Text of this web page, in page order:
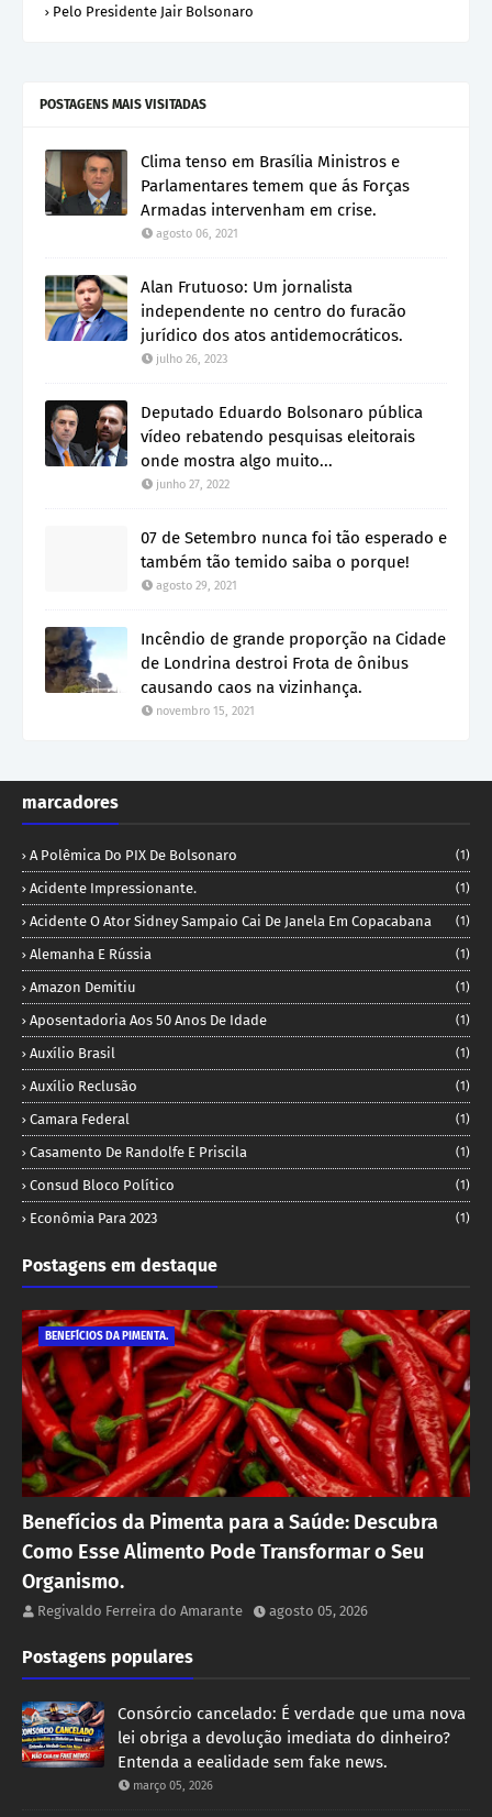
Pelo Presidente Jair Bolsonaro
POSTAGENS MAIS VISITADAS
Clima tenso em Brasília Ministros e
Parlamentares temem que ás Forças
Armadas intervenham em crise.
agosto 06, 2021
Alan Frutuoso: Um jornalista
independente no centro do furacão
jurídico dos atos antidemocráticos.
julho 26, 2023
Deputado Eduardo Bolsonaro pública
vídeo rebatendo pesquisas eleitorais
onde mostra algo muito...
junho 27, 2022
07 de Setembro nunca foi tão esperado e
também tão temido saiba o porque!
agosto 29, 2021
Incêndio de grande proporção na Cidade
de Londrina destroi Frota de ônibus
causando caos na vizinhança.
novembro 15, 2021
marcadores
A Polêmica Do PIX De Bolsonaro (1)
Acidente Impressionante. (1)
Acidente O Ator Sidney Sampaio Cai De Janela Em Copacabana (1)
Alemanha E Rússia (1)
Amazon Demitiu (1)
Aposentadoria Aos 50 Anos De Idade (1)
Auxílio Brasil (1)
Auxílio Reclusão (1)
Camara Federal (1)
Casamento De Randolfe E Priscila (1)
Consud Bloco Político (1)
Econômia Para 2023 (1)
Postagens em destaque
BENEFÍCIOS DA PIMENTA.
Benefícios da Pimenta para a Saúde: Descubra
Como Esse Alimento Pode Transformar o Seu
Organismo.
Regivaldo Ferreira do Amarante agosto 05, 2026
Postagens populares
Consórcio cancelado: É verdade que uma nova
lei obriga a devolução imediata do dinheiro?
Entenda a eealidade sem fake news.
março 05, 2026